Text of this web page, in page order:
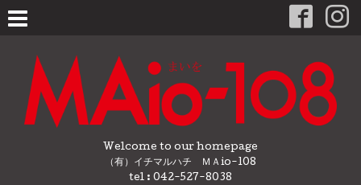
Welcome to our homepage
（有）イチマルハチ ＭＡio-108
tel : 042-527-8038